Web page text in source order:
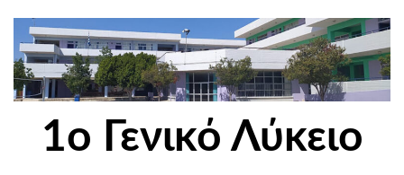
content
1ο Γενικό Λύκειο